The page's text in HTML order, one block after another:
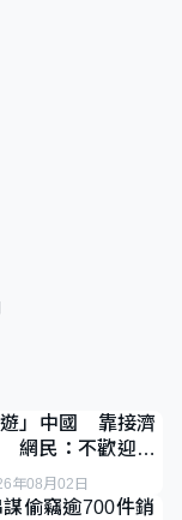
遊」中國 靠接濟
網民：不歡迎劣
年08月02日
偷竊逾700件銷